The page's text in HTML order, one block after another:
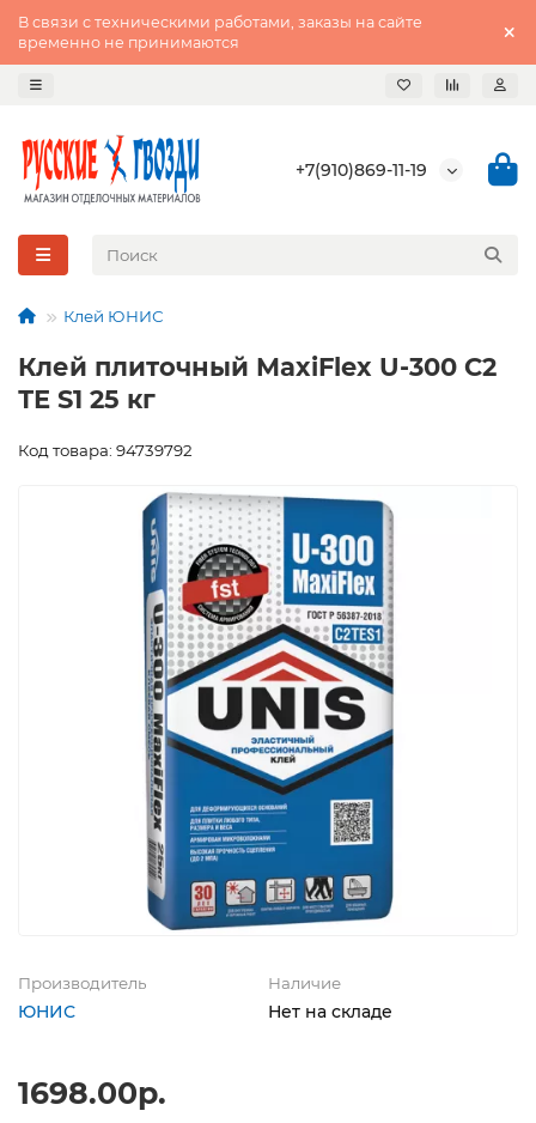
В связи с техническими работами, заказы на сайте
временно не принимаются
+7(910)869-11-19
Клей ЮНИС
Клей плиточный MaxiFlex U-300 С2
ТЕ S1 25 кг
Код товара: 94739792
Производитель
ЮНИС
Наличие
Нет на складе
1698.00р.